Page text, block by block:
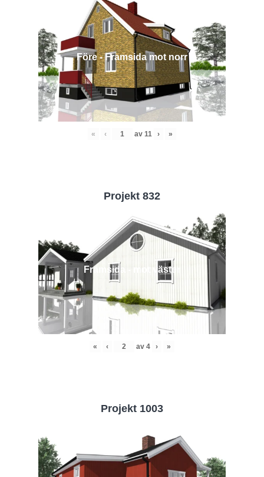
Före - Framsida mot norr
« ‹ av 11 › »
Projekt 832
Framsida - mot väster
« ‹ av 4 › »
Projekt 1003